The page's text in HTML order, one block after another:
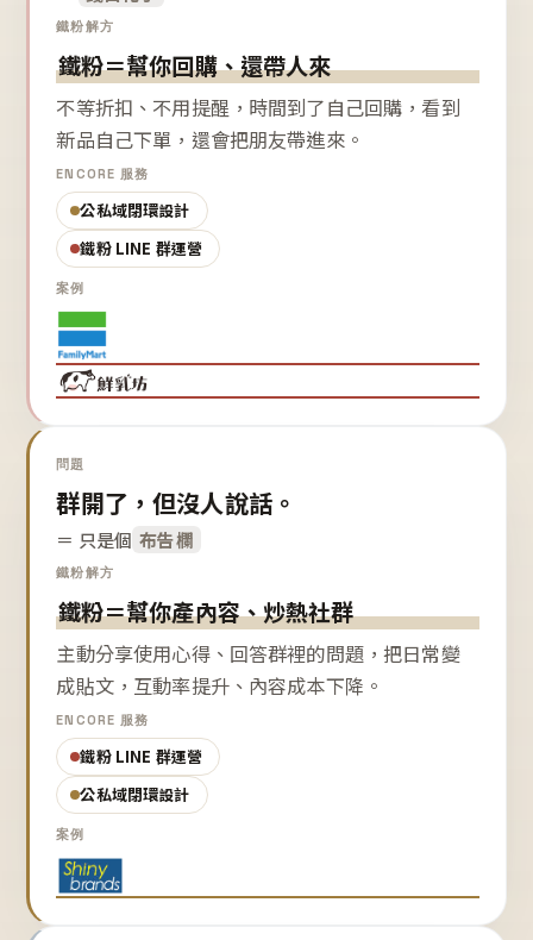
鐵粉解方
鐵粉＝幫你回購、還帶人來
不等折扣、不用提醒，時間到了自己回購，看到
新品自己下單，還會把朋友帶進來。
ENCORE 服務
公私域閉環設計
鐵粉 LINE 群運營
案例
問題
群開了，但沒人說話。
＝ 只是個 布告欄
鐵粉解方
鐵粉＝幫你產內容、炒熱社群
主動分享使用心得、回答群裡的問題，把日常變
成貼文，互動率提升、內容成本下降。
ENCORE 服務
鐵粉 LINE 群運營
公私域閉環設計
案例